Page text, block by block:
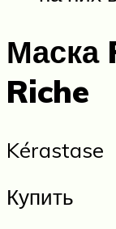
Маска
Riche
Kérastase
Купить